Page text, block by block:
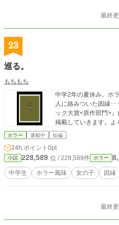
をじっと見つめていてくださいね
伏せる彼は、人の意
の中で彼らは、這い
最終
23
巡る。
もちもち
中学2年の夏休み。ホ
人に絡みついた因縁･･･。 ※pixivにて『第1回朝日ホラ
ック大賞<原作部門>
掲載していきます。よ
ホラー 連載中 短編
24h.ポイント 0pt
小説 228,589 位 / 228,589件 ホラー
中学生 ホラー風味 女の子 因縁
最終